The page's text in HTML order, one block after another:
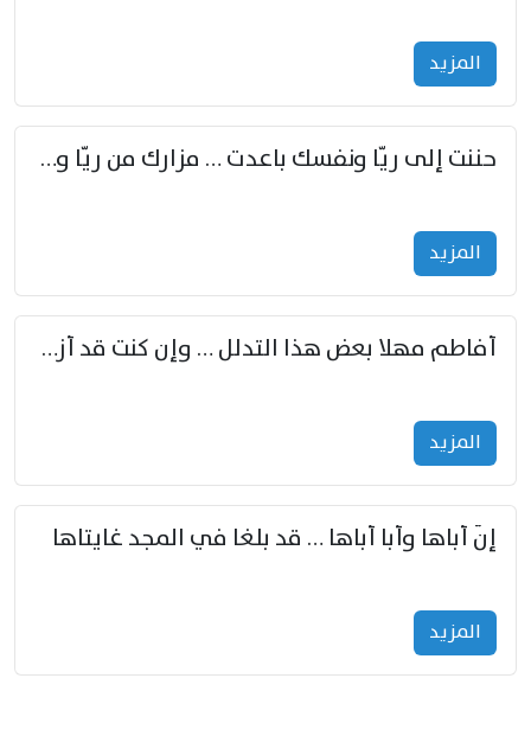
المزید
حننت إلى ريّا ونفسك باعدت … مزارك من ريّا وشعباكما معا
المزید
أفاطم مهلا بعض هذا التدلل … وإن كنت قد أزمعت صرمي فأجملي
المزید
إنّ أباها وأبا أباها … قد بلغا في المجد غايتاها
المزید